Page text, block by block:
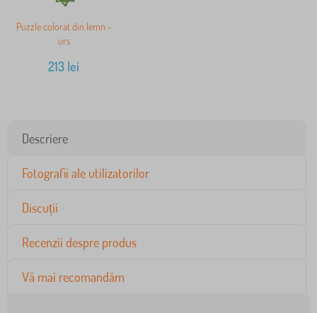
Puzzle colorat din lemn -
urs
213 lei
Descriere
Fotografii ale utilizatorilor
Discuții
Recenzii despre produs
Vă mai recomandăm